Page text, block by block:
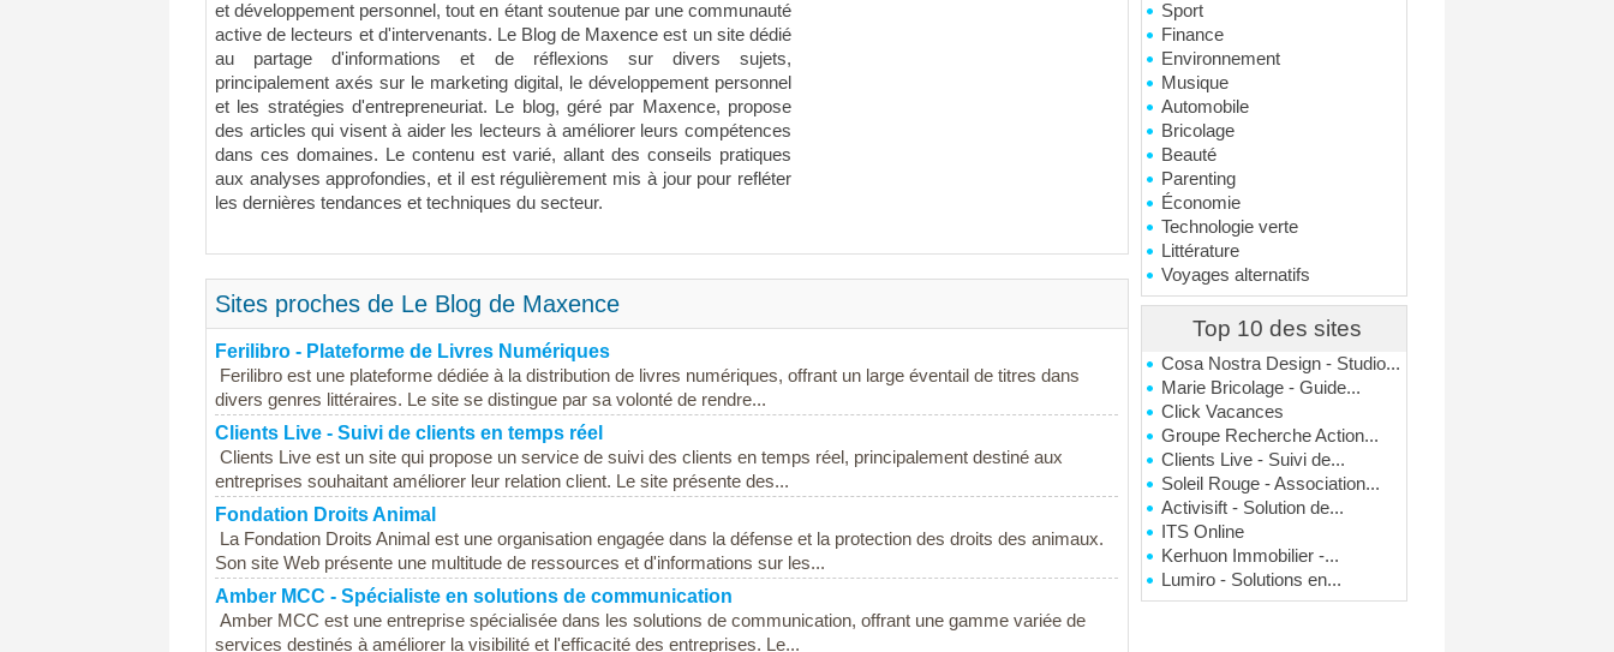
Sport
Finance
Environnement
Musique
Automobile
Bricolage
Beauté
Parenting
Économie
Technologie verte
Littérature
Voyages alternatifs
Top 10 des sites
Cosa Nostra Design - Studio...
Marie Bricolage - Guide...
Click Vacances
Groupe Recherche Action...
Clients Live - Suivi de...
Soleil Rouge - Association...
Activisift - Solution de...
ITS Online
Kerhuon Immobilier -...
Lumiro - Solutions en...
et développement personnel, tout en étant soutenue par une communauté
active de lecteurs et d'intervenants. Le Blog de Maxence est un site dédié
au partage d'informations et de réflexions sur divers sujets,
principalement axés sur le marketing digital, le développement personnel
et les stratégies d'entrepreneuriat. Le blog, géré par Maxence, propose
des articles qui visent à aider les lecteurs à améliorer leurs compétences
dans ces domaines. Le contenu est varié, allant des conseils pratiques
aux analyses approfondies, et il est régulièrement mis à jour pour refléter
les dernières tendances et techniques du secteur.
Sites proches de Le Blog de Maxence
Ferilibro - Plateforme de Livres Numériques
Ferilibro est une plateforme dédiée à la distribution de livres numériques, offrant un large éventail de titres dans
divers genres littéraires. Le site se distingue par sa volonté de rendre...
Clients Live - Suivi de clients en temps réel
Clients Live est un site qui propose un service de suivi des clients en temps réel, principalement destiné aux
entreprises souhaitant améliorer leur relation client. Le site présente des...
Fondation Droits Animal
La Fondation Droits Animal est une organisation engagée dans la défense et la protection des droits des animaux.
Son site Web présente une multitude de ressources et d'informations sur les...
Amber MCC - Spécialiste en solutions de communication
Amber MCC est une entreprise spécialisée dans les solutions de communication, offrant une gamme variée de
services destinés à améliorer la visibilité et l'efficacité des entreprises. Le...